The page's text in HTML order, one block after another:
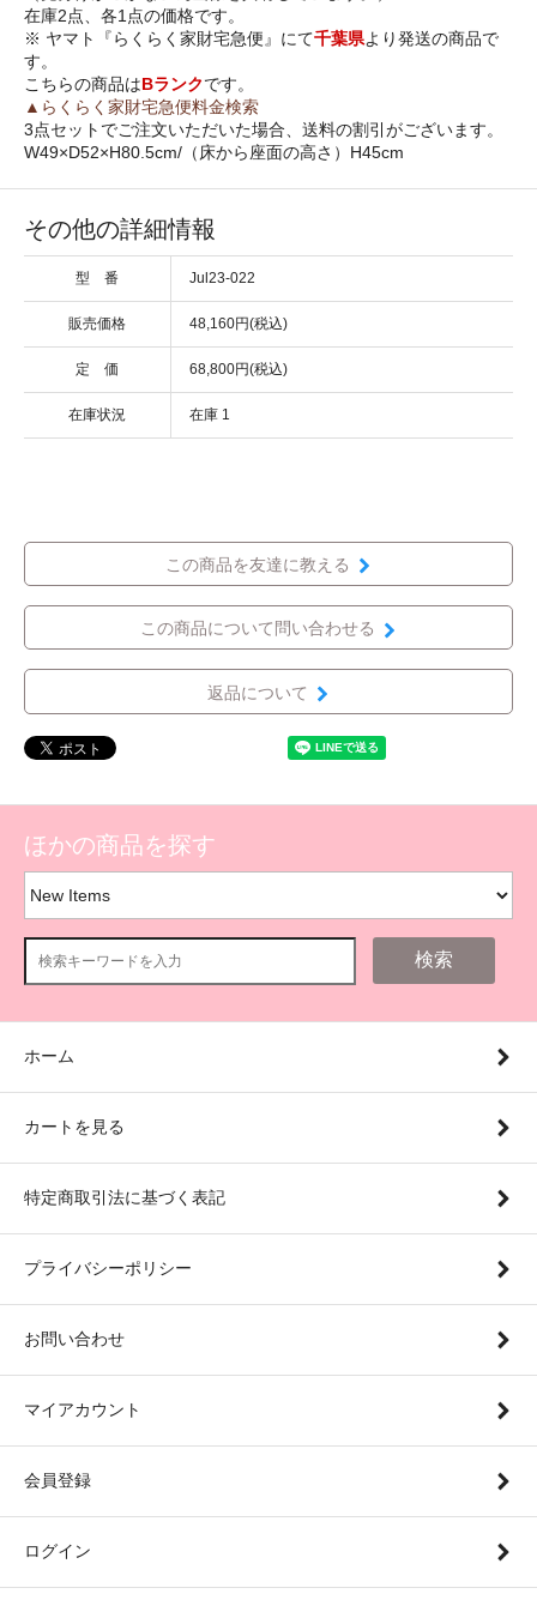
在庫2点、各1点の価格です。
※ ヤマト『らくらく家財宅急便』にて千葉県より発送の商品で
す。
こちらの商品はBランクです。
▲らくらく家財宅急便料金検索
3点セットでご注文いただいた場合、送料の割引がございます。
W49×D52×H80.5cm/（床から座面の高さ）H45cm
その他の詳細情報
型 番 Jul23-022
販売価格 48,160円(税込)
定 価 68,800円(税込)
在庫状況 在庫 1
この商品を友達に教える
この商品について問い合わせる
返品について
ほかの商品を探す
検索
ホーム
カートを見る
特定商取引法に基づく表記
プライバシーポリシー
お問い合わせ
マイアカウント
会員登録
ログイン